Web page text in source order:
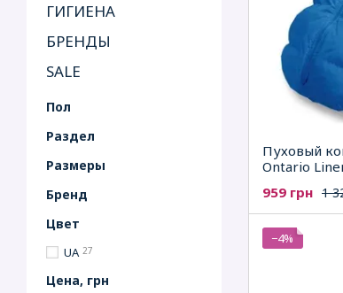
Пуховый
Ontario
1
959 грн
−4%
ГИГИЕНА
БРЕНДЫ
SALE
Пол
Раздел
Рaзмеры
Бренд
Цвет
UA 27
Цена, грн